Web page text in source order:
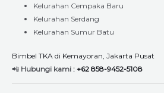
Kelurahan Cempaka Baru
Kelurahan Serdang
Kelurahan Sumur Batu
Bimbel TKA di Kemayoran, Jakarta Pusat
📲 Hubungi kami : +62 858-9452-5108